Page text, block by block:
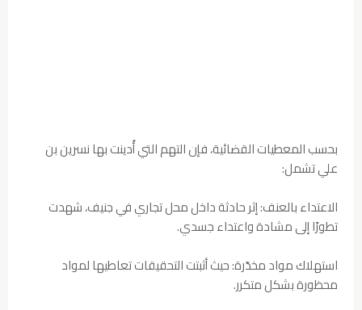
بحسب المعطيات القضائية، فإن التهم التي أُدينت بها نسرين بن
علي تشمل:
الاعتداء بالعنف: إثر حادثة داخل محل تجاري في جنيف، شهدت
تطورًا إلى مشادة واعتداء جسدي.
استهلاك مواد مخدّرة: حيث أثبتت التحقيقات تعاطيها لمواد
محظورة بشكل متكرر.